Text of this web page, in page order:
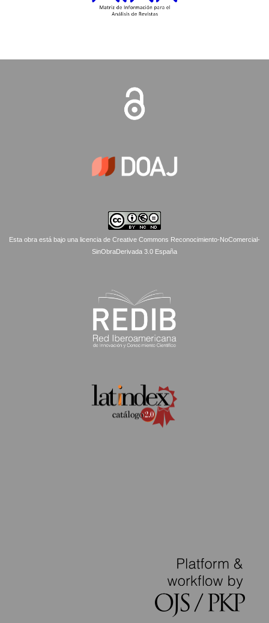
Esta obra está bajo una licencia de Creative Commons Reconocimiento-NoComercial-
SinObraDerivada 3.0 España